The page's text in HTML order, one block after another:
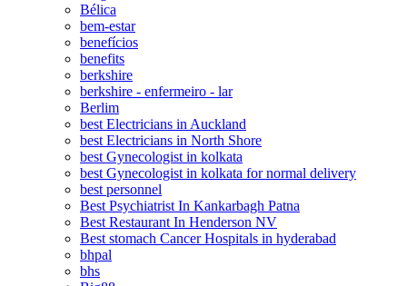
Bélica
bem-estar
benefícios
benefits
berkshire
berkshire - enfermeiro - lar
Berlim
best Electricians in Auckland
best Electricians in North Shore
best Gynecologist in kolkata
best Gynecologist in kolkata for normal delivery
best personnel
Best Psychiatrist In Kankarbagh Patna
Best Restaurant In Henderson NV
Best stomach Cancer Hospitals in hyderabad
bhpal
bhs